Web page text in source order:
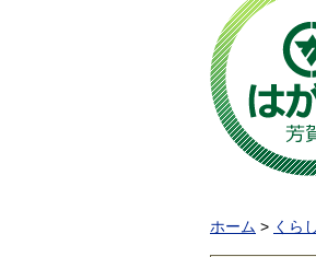
ホーム > くら